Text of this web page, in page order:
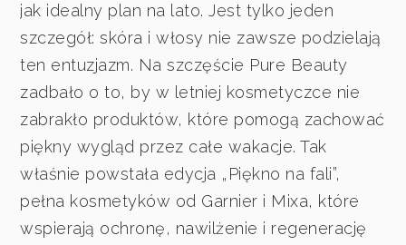
jak idealny plan na lato. Jest tylko jeden
szczegół: skóra i włosy nie zawsze podzielają
ten entuzjazm. Na szczęście Pure Beauty
zadbało o to, by w letniej kosmetyczce nie
zabrakło produktów, które pomogą zachować
piękny wygląd przez całe wakacje. Tak
właśnie powstała edycja „Piękno na fali”,
pełna kosmetyków od Garnier i Mixa, które
wspierają ochronę, nawilżenie i regenerację